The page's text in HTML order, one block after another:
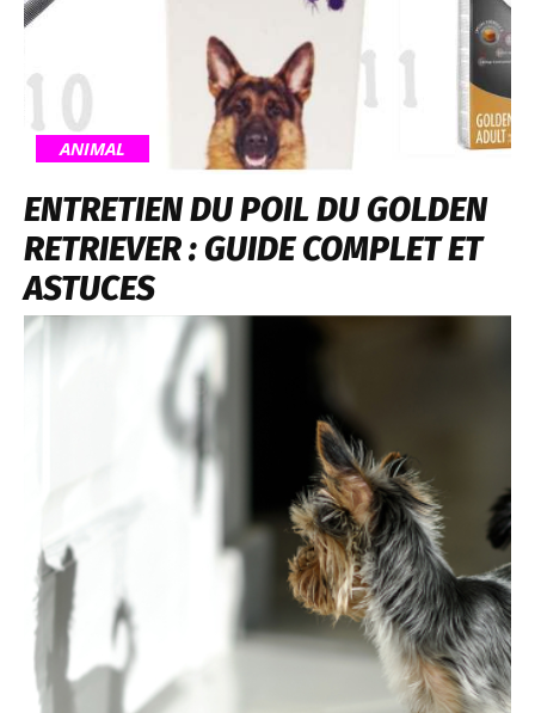
ANIMAL
ENTRETIEN DU POIL DU GOLDEN
RETRIEVER : GUIDE COMPLET ET
ASTUCES